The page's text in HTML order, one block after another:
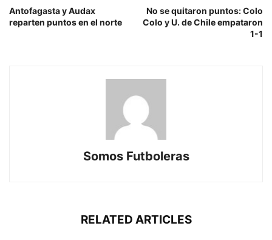
Antofagasta y Audax
reparten puntos en el norte
No se quitaron puntos: Colo
Colo y U. de Chile empataron
1-1
Somos Futboleras
RELATED ARTICLES